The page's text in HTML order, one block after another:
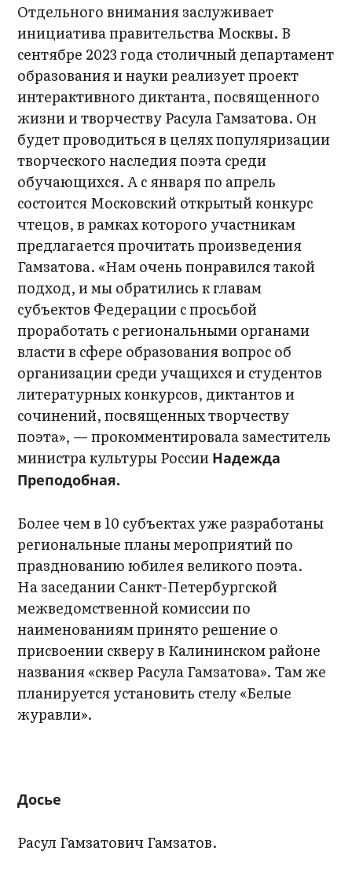
Отдельного внимания заслуживает
инициатива правительства Москвы. В
сентябре 2023 года столичный департамент
образования и науки реализует проект
интерактивного диктанта, посвященного
жизни и творчеству Расула Гамзатова. Он
будет проводиться в целях популяризации
творческого наследия поэта среди
обучающихся. А с января по апрель
состоится Московский открытый конкурс
чтецов, в рамках которого участникам
предлагается прочитать произведения
Гамзатова. «Нам очень понравился такой
подход, и мы обратились к главам
субъектов Федерации с просьбой
проработать с региональными органами
власти в сфере образования вопрос об
организации среди учащихся и студентов
литературных конкурсов, диктантов и
сочинений, посвященных творчеству
поэта», — прокомментировала заместитель
министра культуры России Надежда
Преподобная.
Более чем в 10 субъектах уже разработаны
региональные планы мероприятий по
празднованию юбилея великого поэта.
На заседании Санкт-Петербургской
межведомственной комиссии по
наименованиям принято решение о
присвоении скверу в Калининском районе
названия «сквер Расула Гамзатова». Там же
планируется установить стелу «Белые
журавли».
Досье
Расул Гамзатович Гамзатов.